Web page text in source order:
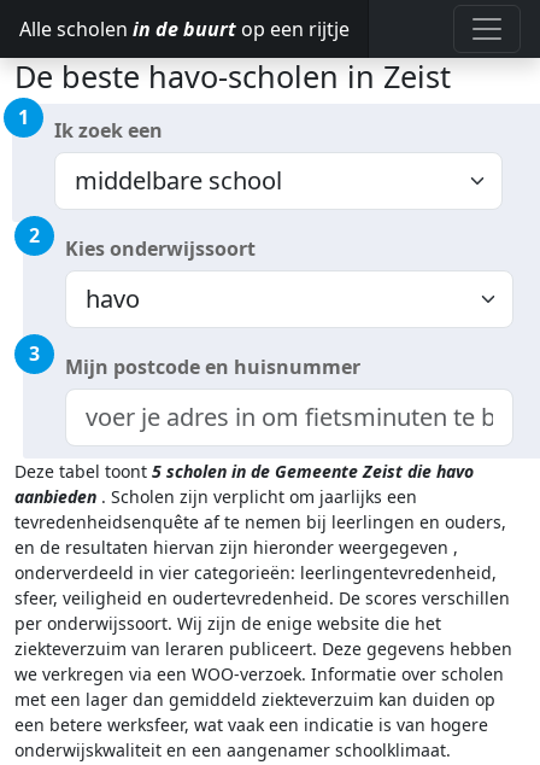
Alle scholen in de buurt op een rijtje
De beste havo-scholen in Zeist
1 Ik zoek een
2 Kies onderwijssoort
3 Mijn postcode en huisnummer
Deze tabel toont 5 scholen in de Gemeente Zeist die havo
aanbieden . Scholen zijn verplicht om jaarlijks een
tevredenheidsenquête af te nemen bij leerlingen en ouders,
en de resultaten hiervan zijn hieronder weergegeven ,
onderverdeeld in vier categorieën: leerlingentevredenheid,
sfeer, veiligheid en oudertevredenheid. De scores verschillen
per onderwijssoort. Wij zijn de enige website die het
ziekteverzuim van leraren publiceert. Deze gegevens hebben
we verkregen via een WOO-verzoek. Informatie over scholen
met een lager dan gemiddeld ziekteverzuim kan duiden op
een betere werksfeer, wat vaak een indicatie is van hogere
onderwijskwaliteit en een aangenamer schoolklimaat.